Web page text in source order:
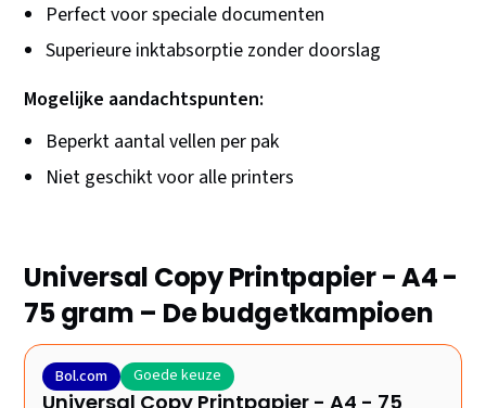
Perfect voor speciale documenten
Superieure inktabsorptie zonder doorslag
Mogelijke aandachtspunten:
Beperkt aantal vellen per pak
Niet geschikt voor alle printers
Universal Copy Printpapier - A4 -
75 gram – De budgetkampioen
Bol.com Goede keuze
Universal Copy Printpapier - A4 - 75